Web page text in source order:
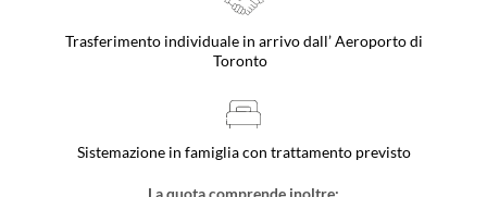
Trasferimento individuale in arrivo dall’ Aeroporto di
Toronto
Sistemazione in famiglia con trattamento previsto